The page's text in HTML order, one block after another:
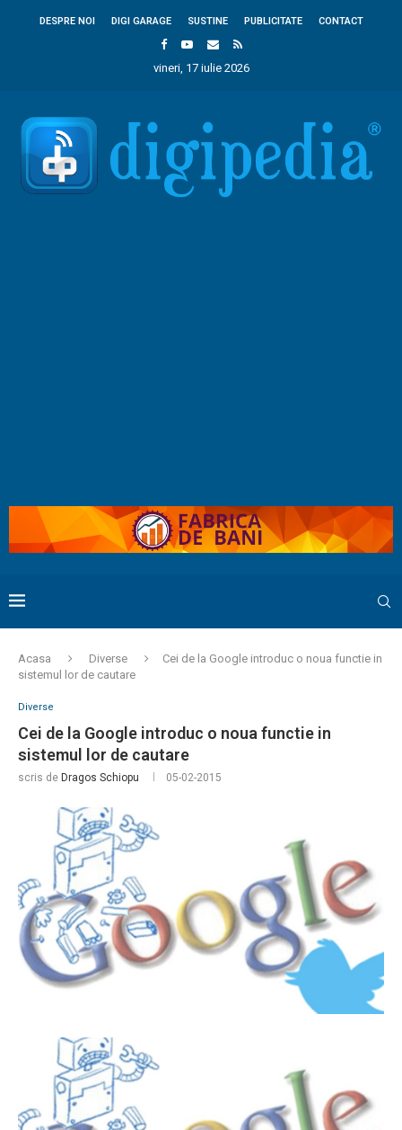
DESPRE NOI DIGI GARAGE SUSTINE PUBLICITATE CONTACT
vineri, 17 iulie 2026
Acasa Diverse
Cei de la Google introduc o noua functie in
sistemul lor de cautare
Diverse
Cei de la Google introduc o noua functie in
sistemul lor de cautare
scris de Dragos Schiopu 05-02-2015